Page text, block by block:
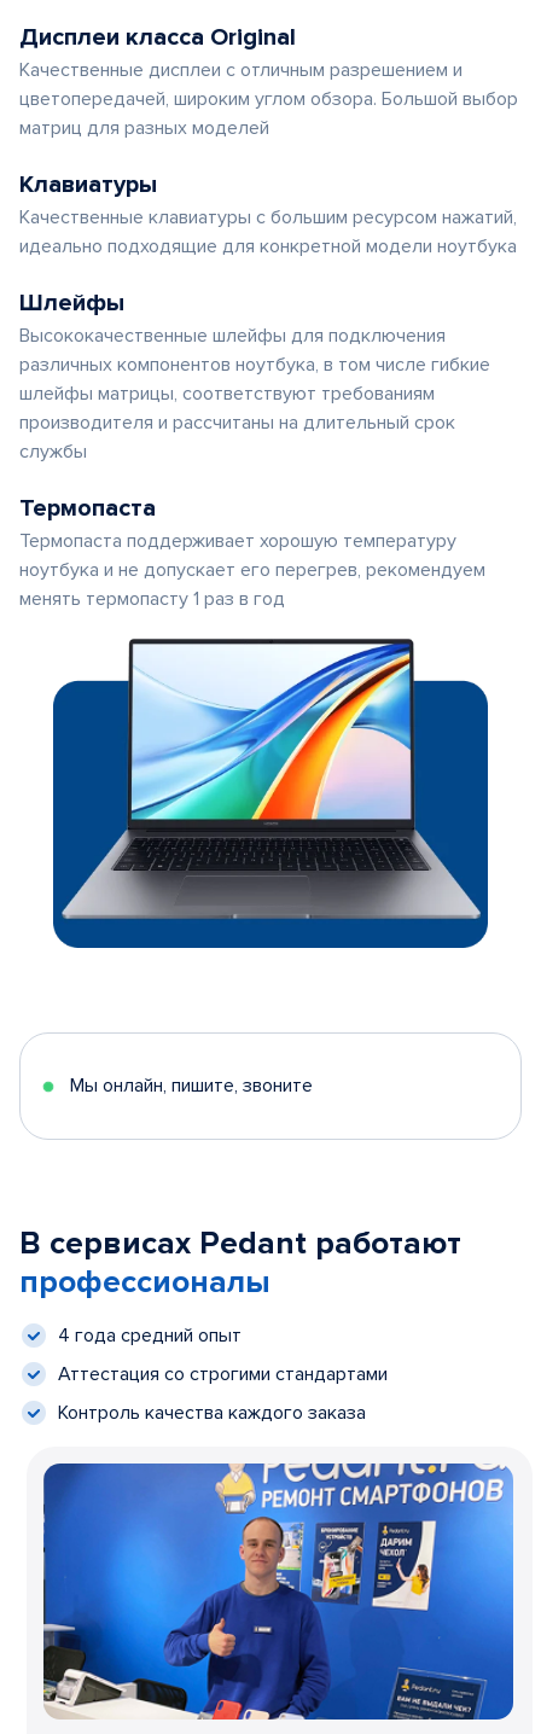
Дисплеи класса Original
Качественные дисплеи с отличным разрешением и
цветопередачей, широким углом обзора. Большой выбор
матриц для разных моделей
Клавиатуры
Качественные клавиатуры с большим ресурсом нажатий,
идеально подходящие для конкретной модели ноутбука
Шлейфы
Высококачественные шлейфы для подключения
различных компонентов ноутбука, в том числе гибкие
шлейфы матрицы, соответствуют требованиям
производителя и рассчитаны на длительный срок
службы
Термопаста
Термопаста поддерживает хорошую температуру
ноутбука и не допускает его перегрев, рекомендуем
менять термопасту 1 раз в год
Мы онлайн, пишите, звоните
В сервисах Pedant работают
профессионалы
4 года средний опыт
Аттестация со строгими стандартами
Контроль качества каждого заказа